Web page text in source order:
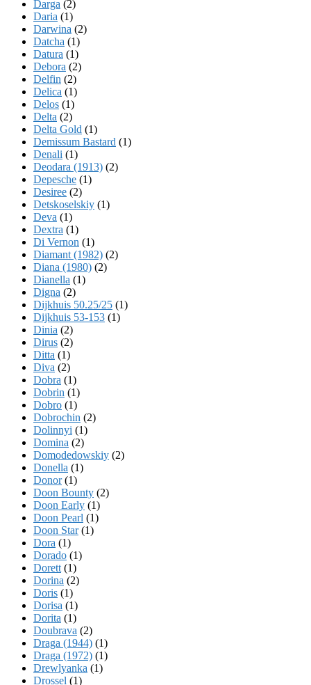
Darga (2)
Daria (1)
Darwina (2)
Datcha (1)
Datura (1)
Debora (2)
Delfin (2)
Delica (1)
Delos (1)
Delta (2)
Delta Gold (1)
Demissum Bastard (1)
Denali (1)
Deodara (1913) (2)
Depesche (1)
Desiree (2)
Detskoselskiy (1)
Deva (1)
Dextra (1)
Di Vernon (1)
Diamant (1982) (2)
Diana (1980) (2)
Dianella (1)
Digna (2)
Dijkhuis 50.25/25 (1)
Dijkhuis 53-153 (1)
Dinia (2)
Dirus (2)
Ditta (1)
Diva (2)
Dobra (1)
Dobrin (1)
Dobro (1)
Dobrochin (2)
Dolinnyi (1)
Domina (2)
Domodedowskiy (2)
Donella (1)
Donor(1)
Doon Bounty (2)
Doon Early (1)
Doon Pearl (1)
Doon Star(1)
Dora (1)
Dorado (1)
Dorett (1)
Dorina (2)
Doris (1)
Dorisa (1)
Dorita (1)
Doubrava (2)
Draga (1944) (1)
Draga (1972) (1)
Drewlyanka (1)
Drossel (1)